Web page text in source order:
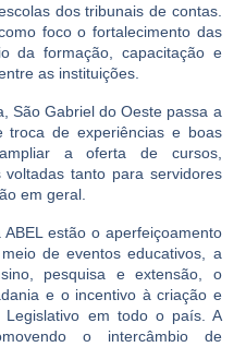
dos tribunais de contas.
foco o fortalecimento das
da formação, capacitação e
as instituições.
São Gabriel do Oeste passa a
troca de experiências e boas
a oferta de cursos,
tanto para servidores
em geral.
estão o aperfeiçoamento
de eventos educativos, a
pesquisa e extensão, o
e o incentivo à criação e
Legislativo em todo o país. A
o intercâmbio de